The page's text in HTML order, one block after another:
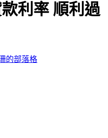
利率 順利過
的部落格